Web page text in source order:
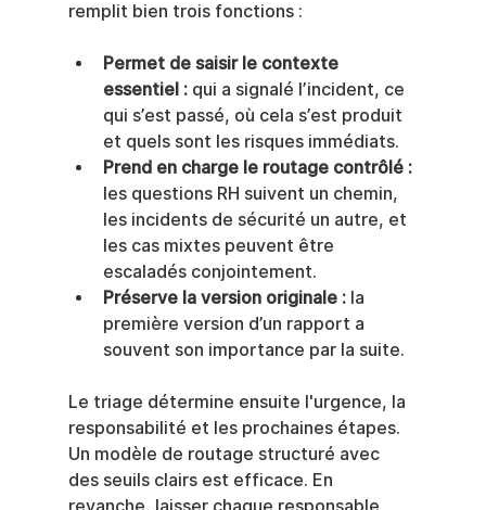
remplit bien trois fonctions :
Permet de saisir le contexte
essentiel : qui a signalé l’incident, ce
qui s’est passé, où cela s’est produit
et quels sont les risques immédiats.
Prend en charge le routage contrôlé :
les questions RH suivent un chemin,
les incidents de sécurité un autre, et
les cas mixtes peuvent être
escaladés conjointement.
Préserve la version originale : la
première version d’un rapport a
souvent son importance par la suite.
Le triage détermine ensuite l'urgence, la
responsabilité et les prochaines étapes.
Un modèle de routage structuré avec
des seuils clairs est efficace. En